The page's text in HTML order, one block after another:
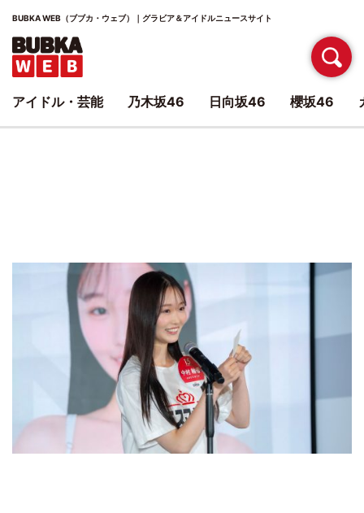
BUBKA WEB（ブブカ・ウェブ）｜グラビア＆アイドルニュースサイト
アイドル・芸能 乃木坂46 日向坂46 櫻坂46